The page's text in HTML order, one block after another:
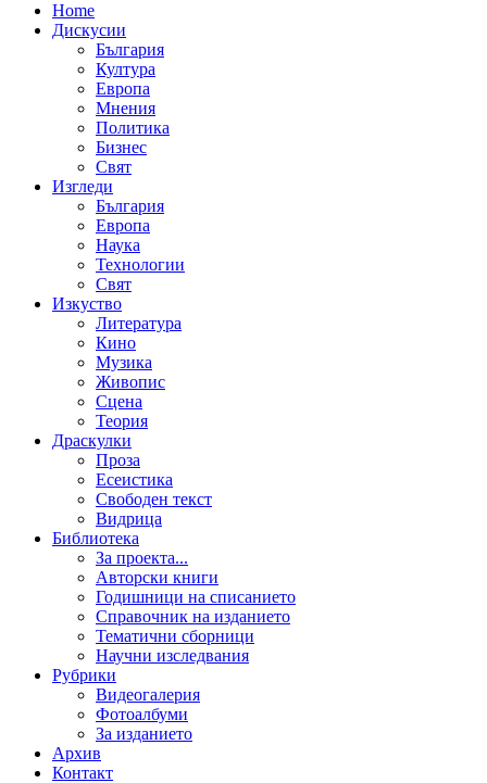
Home
Дискусии
България
Култура
Европа
Мнения
Политика
Бизнес
Свят
Изгледи
България
Европа
Наука
Технологии
Свят
Изкуство
Литература
Кино
Музика
Живопис
Сцена
Теория
Драскулки
Проза
Есеистика
Свободен текст
Видрица
Библиотека
За проекта...
Авторски книги
Годишници на списанието
Справочник на изданието
Тематични сборници
Научни изследвания
Рубрики
Видеогалерия
Фотоалбуми
За изданието
Архив
Контакт